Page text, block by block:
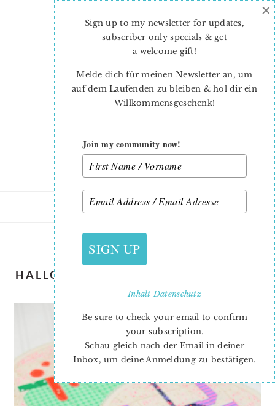
HALLOWEEN MUG RUGS – TUTORIAL
& PATTERN ADD-ON
Sign up to my newsletter for updates,
subscriber only specials & get
a welcome gift!
Melde dich für meinen Newsletter an, um
auf dem Laufenden zu bleiben & hol dir ein
Willkommensgeschenk!
Join my community now!
SIGN UP
InhaltDatenschutz
Be sure to check your email to confirm
your subscription.
Schau gleich nach der Email in deiner
Inbox, um deine Anmeldung zu bestätigen.
×